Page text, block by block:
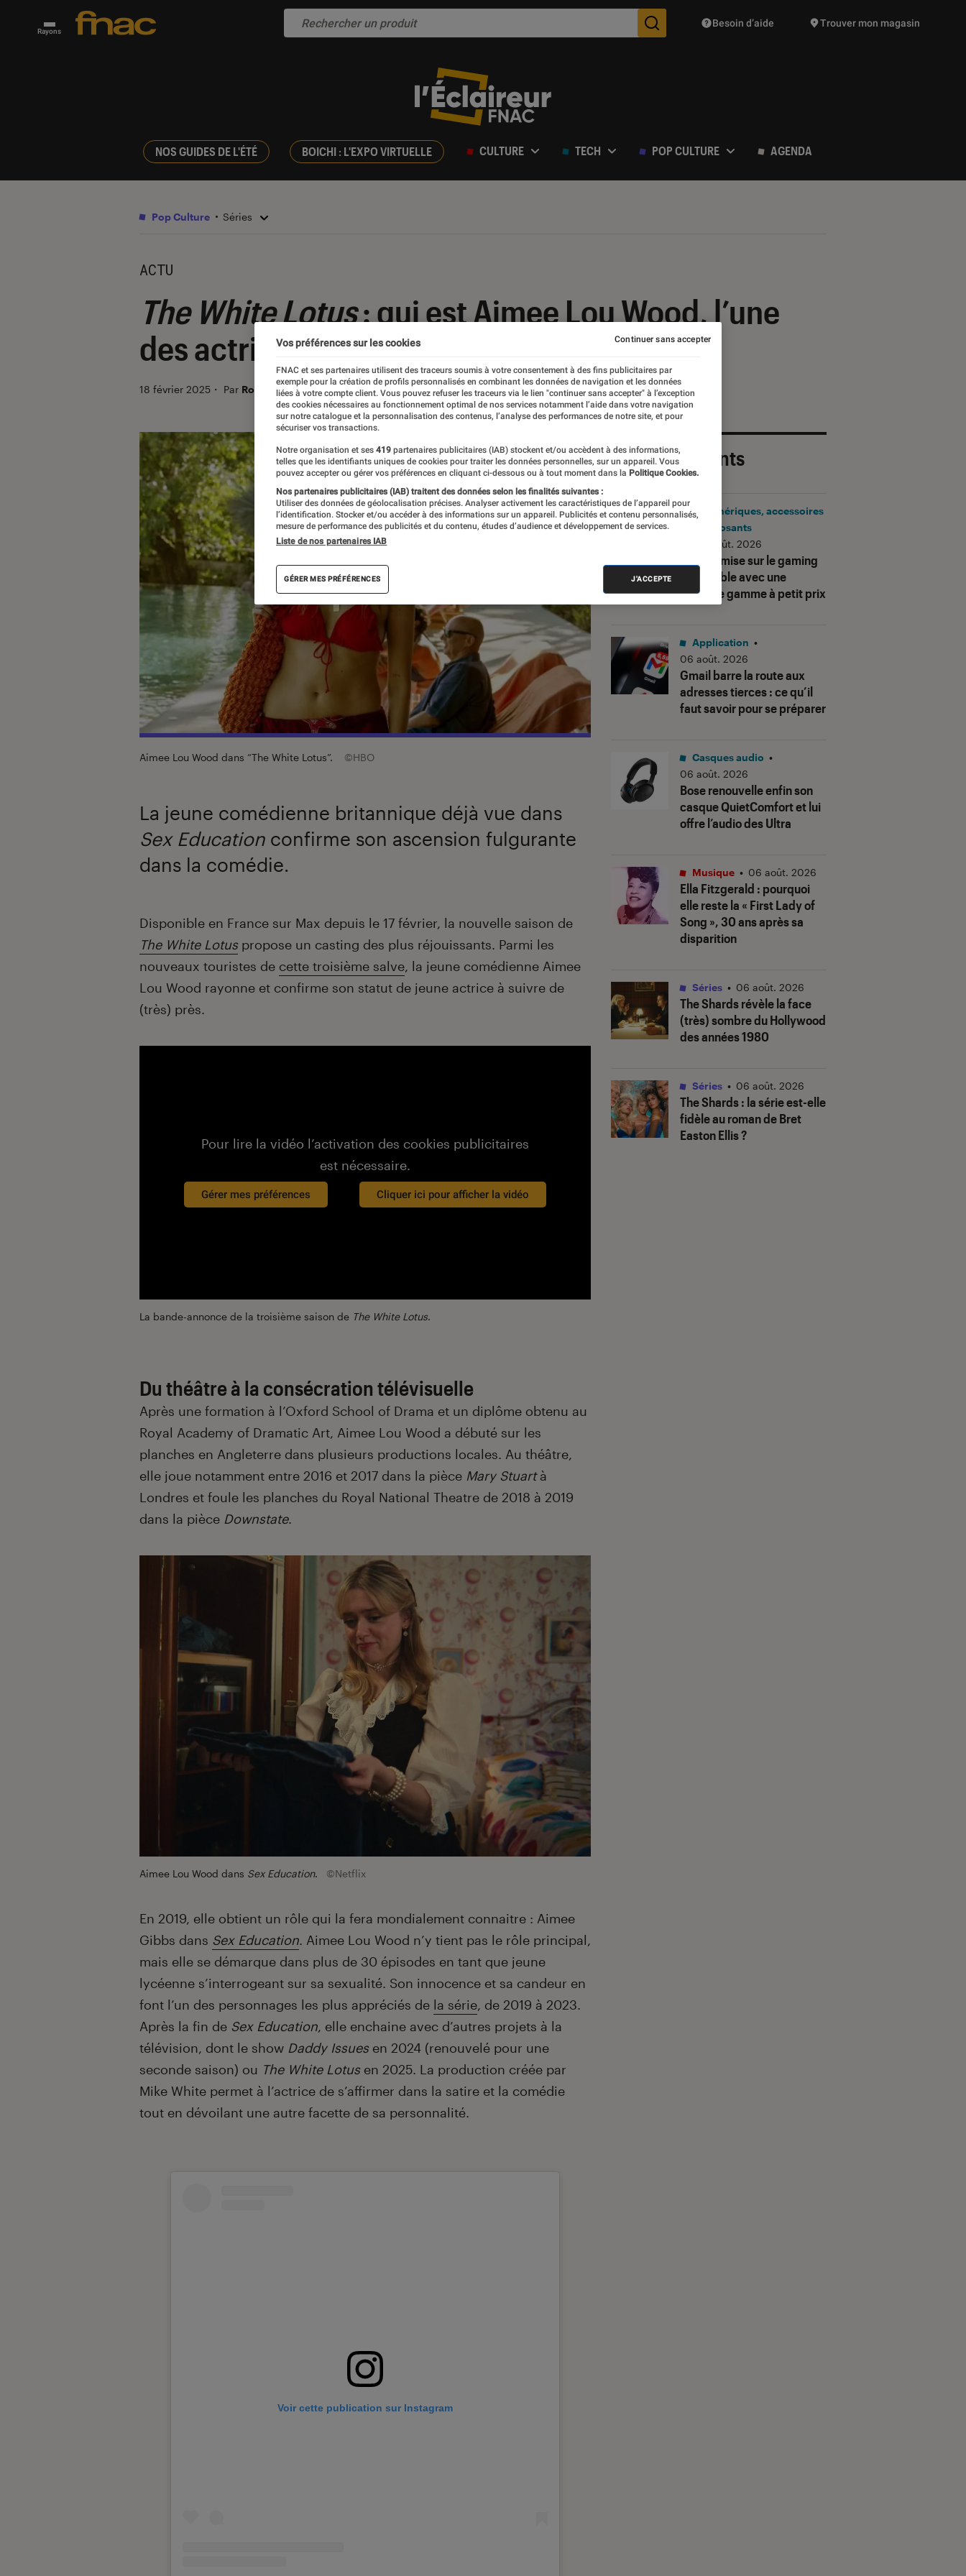
Rayons Des suggestions de produits vont vous être proposées
Besoin d’aide Trouver mon magasin
NOS GUIDES DE L'ÉTÉ BOICHI : L'EXPO VIRTUELLE CULTURE TECH POP CULTURE AGENDA
Pop Culture Séries
ACTU
The White Lotus: qui est Aimee Lou Wood, l’une
des actrices phares de la saison 3 ?
18 février 2025 ・ Par Robin Negre
Aimee Lou Wood dans “The White Lotus”. ©HBO
La jeune comédienne britannique déjà vue dans
Sex Education confirme son ascension fulgurante
dans la comédie.
Introduction
Disponible en France sur Max depuis le 17 février, la nouvelle saison de
The White Lotuspropose un casting des plus réjouissants. Parmi les
nouveaux touristes de cette troisième salve, la jeune comédienne Aimee
Lou Wood rayonne et confirme son statut de jeune actrice à suivre de
(très) près.
Pour lire la vidéo l’activation des cookies publicitaires
est nécessaire.
Gérer mes préférences Cliquer ici pour afficher la vidéo
La bande-annonce de la troisième saison de The White Lotus.
Du théâtre à la consécration télévisuelle
Après une formation à l’Oxford School of Drama et un diplôme obtenu au
Royal Academy of Dramatic Art, Aimee Lou Wood a débuté sur les
planches en Angleterre dans plusieurs productions locales. Au théâtre,
elle joue notamment entre 2016 et 2017 dans la pièce Mary Stuartà
Londres et foule les planches du Royal National Theatre de 2018 à 2019
dans la pièce Downstate.
Aimee Lou Wood dans Sex Education. ©Netflix
En 2019, elle obtient un rôle qui la fera mondialement connaitre : Aimee
Gibbs dans Sex Education. Aimee Lou Wood n’y tient pas le rôle principal,
mais elle se démarque dans plus de 30 épisodes en tant que jeune
lycéenne s’interrogeant sur sa sexualité. Son innocence et sa candeur en
font l’un des personnages les plus appréciés de la série, de 2019 à 2023.
Après la fin de Sex Education, elle enchaine avec d’autres projets à la
télévision, dont le show Daddy Issuesen 2024 (renouvelé pour une
seconde saison) ou The White Lotusen 2025. La production créée par
Mike White permet à l’actrice de s’affirmer dans la satire et la comédie
tout en dévoilant une autre facette de sa personnalité.
Voir cette publication sur Instagram
Les plus récents
Corsair mise sur le gaming
accessible avec une
nouvelle gamme à petit prix
Périphériques, accessoires
et composants
06 août. 2026
Gmail barre la route aux
adresses tierces : ce qu’il
faut savoir pour se préparer
Application •
06 août. 2026
Bose renouvelle enfin son
casque QuietComfort et lui
offre l’audio des Ultra
Casques audio •
06 août. 2026
Ella Fitzgerald : pourquoi
elle reste la « First Lady of
Song », 30 ans après sa
disparition
Musique • 06 août. 2026
The Shardsrévèle la face
(très) sombre du Hollywood
des années 1980
Séries • 06 août. 2026
The Shards: la série est-elle
fidèle au roman de Bret
Easton Ellis ?
Séries • 06 août. 2026
Vos préférences sur les cookies
FNAC et ses partenaires utilisent des traceurs soumis à votre consentement à des fins publicitaires par
exemple pour la création de profils personnalisés en combinant les données de navigation et les données
liées à votre compte client. Vous pouvez refuser les traceurs via le lien "continuer sans accepter" à l’exception
des cookies nécessaires au fonctionnement optimal de nos services notamment l’aide dans votre navigation
sur notre catalogue et la personnalisation des contenus, l’analyse des performances de notre site, et pour
sécuriser vos transactions.
Notre organisation et ses 419 partenaires publicitaires (IAB) stockent et/ou accèdent à des informations,
telles que les identifiants uniques de cookies pour traiter les données personnelles, sur un appareil. Vous
pouvez accepter ou gérer vos préférences en cliquant ci-dessous ou à tout moment dans la Politique Cookies.
Nos partenaires publicitaires (IAB) traitent des données selon les finalités suivantes :
Utiliser des données de géolocalisation précises. Analyser activement les caractéristiques de l’appareil pour
l’identification. Stocker et/ou accéder à des informations sur un appareil. Publicités et contenu personnalisés,
mesure de performance des publicités et du contenu, études d’audience et développement de services.
Liste de nos partenaires IAB
GÉRER MES PRÉFÉRENCES J'ACCEPTE
Continuer sans accepter